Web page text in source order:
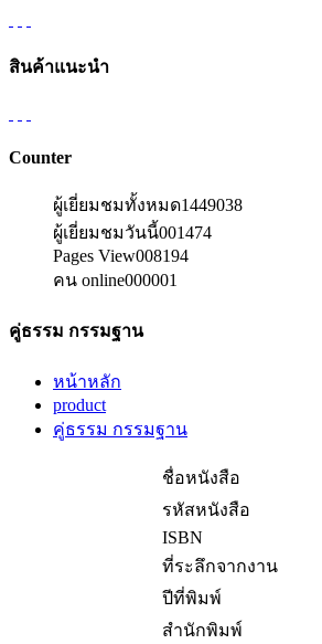
สินค้าแนะนำ
Counter
ผู้เยี่ยมชมทั้งหมด1449038
ผู้เยี่ยมชมวันนี้001474
Pages View008194
คน online000001
คู่ธรรม กรรมฐาน
หน้าหลัก
product
คู่ธรรม กรรมฐาน
ชื่อหนังสือ
รหัสหนังสือ
ISBN
ที่ระลึกจากงาน
ปีที่พิมพ์
สำนักพิมพ์